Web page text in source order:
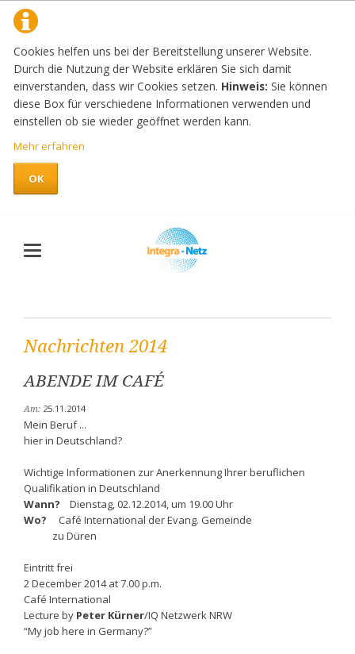
Cookies helfen uns bei der Bereitstellung unserer Website.
Durch die Nutzung der Website erklären Sie sich damit
einverstanden, dass wir Cookies setzen. Hinweis: Sie können
diese Box für verschiedene Informationen verwenden und
einstellen ob sie wieder geöffnet werden kann.
Mehr erfahren
OK
Nachrichten 2014
ABENDE IM CAFÉ
Am: 25.11.2014
Mein Beruf ...
hier in Deutschland?
Wichtige Informationen zur Anerkennung Ihrer beruflichen
Qualifikation in Deutschland
Wann?
Dienstag, 02.12.2014, um 19.00 Uhr
Wo? Café International der Evang. Gemeinde
zu Düren
Eintritt frei
2 December 2014 at 7.00 p.m.
Café International
Lecture byPeter Kürner/IQ Netzwerk NRW
“My job here in Germany?”